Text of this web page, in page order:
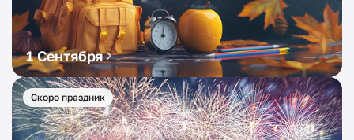
1 Сентября
Скоро праздник